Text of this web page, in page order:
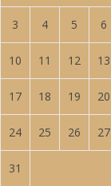
3 4 5 6
10 11 12 13
17 18 19 20
24 25 26 27
31